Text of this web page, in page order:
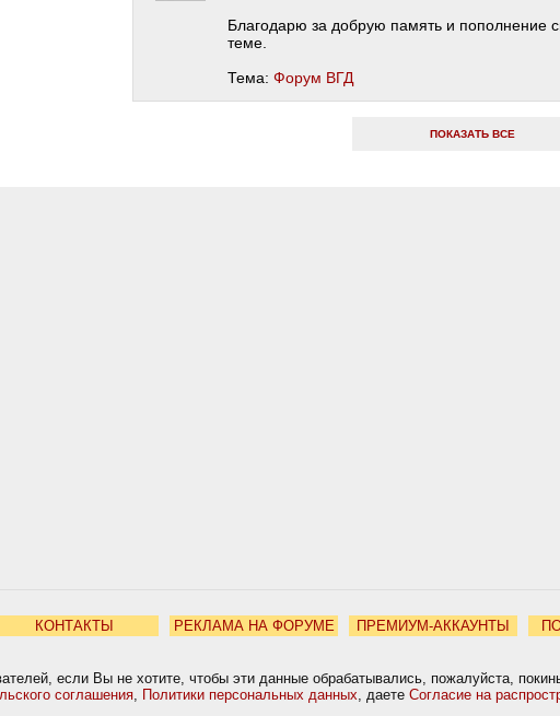
Благодарю за добрую память и пополнение
теме.
Тема: Форум ВГД
ПОКАЗАТЬ ВСЕ
КОНТАКТЫ РЕКЛАМА НА ФОРУМЕ ПРЕМИУМ-АККАУНТЫ
если Вы не хотите, чтобы эти данные обрабатывались, пожалуйста,
соглашения, Политики персональных данных, даете Согласие на